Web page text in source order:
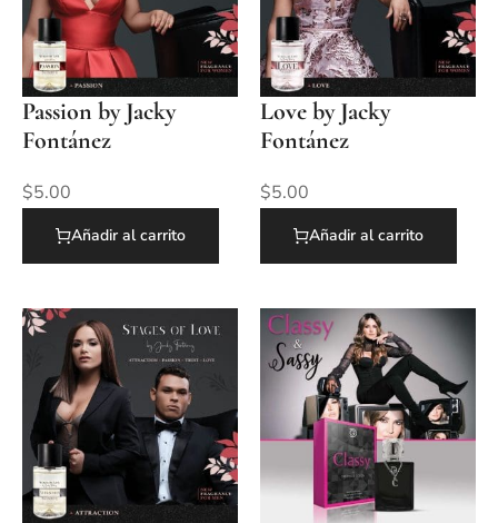
Passion by Jacky
Fontánez
$5.00
Añadir al carrito
Love by Jacky
Fontánez
$5.00
Añadir al carrito